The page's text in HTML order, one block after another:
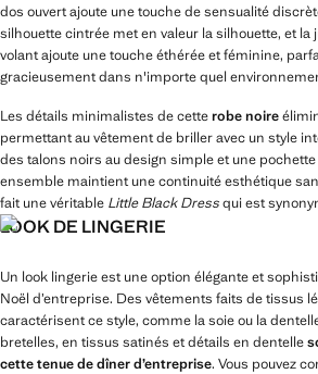
dos ouvert ajoute une touche de sensualité
silhouette cintrée met en valeur la silhouette, et la
volant ajoute une touche éthérée et féminine,
gracieusement dans n'importe quel
Les détails minimalistes de cetterobe noire
permettant au vêtement de briller avec un style
des talons noirs au design simple et une
ensemble maintient une continuité esthétique
fait une véritable Little Black Dressqui est
LOOK DE LINGERIE
Un look lingerie est une option élégante et
Noël d’entreprise. Des vêtements faits de tissus
caractérisent ce style, comme la soie ou la
bretelles, en tissus satinés et détails en dentelle
cette tenue de dîner d’entreprise. Vous pouvez